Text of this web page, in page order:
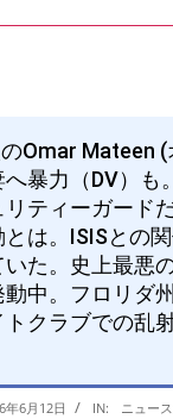
Omar Mateen (
暴力（DV）も
ティーガード
は。ISISとの
た。史上最悪
中。フロリダ
クラブでの乱
年6月12日 IN: ニュー